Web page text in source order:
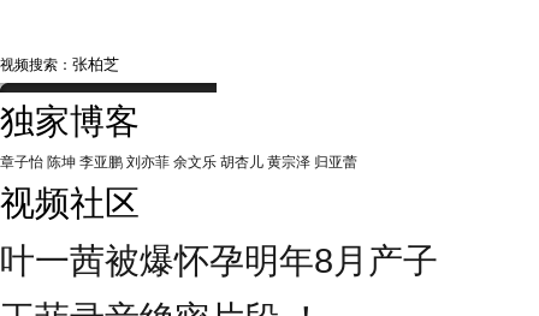
视频搜索：
独家博客
章子怡 陈坤 李亚鹏 刘亦菲 余文乐 胡杏儿 黄宗泽 归亚蕾
视频社区
叶一茜被爆怀孕明年8月产子